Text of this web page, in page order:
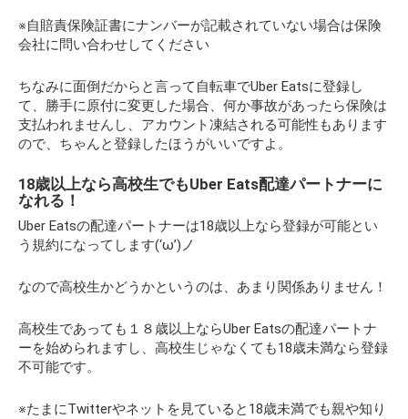
※自賠責保険証書にナンバーが記載されていない場合は保険
会社に問い合わせしてください
ちなみに面倒だからと言って自転車でUber Eatsに登録し
て、勝手に原付に変更した場合、何か事故があったら保険は
支払われませんし、アカウント凍結される可能性もあります
ので、ちゃんと登録したほうがいいですよ。
18歳以上なら高校生でもUber Eats配達パートナーに
なれる！
Uber Eatsの配達パートナーは18歳以上なら登録が可能とい
う規約になってします(‘ω’)ノ
なので高校生かどうかというのは、あまり関係ありません！
高校生であっても１８歳以上ならUber Eatsの配達パートナ
ーを始められますし、高校生じゃなくても18歳未満なら登録
不可能です。
※たまにTwitterやネットを見ていると18歳未満でも親や知り